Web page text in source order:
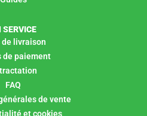
SERVICE
de livraison
de paiement
FAQ
de vente
et cookies